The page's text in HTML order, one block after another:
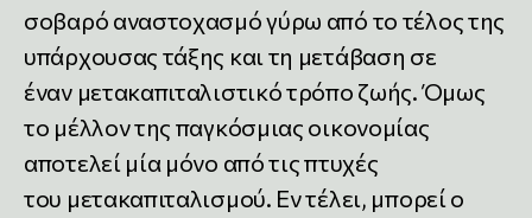
σοβαρό αναστοχασμό γύρω από το τέλος της
υπάρχουσας τάξης και τη μετάβαση σε
έναν μετακαπιταλιστικό τρόπο ζωής. Όμως
το μέλλον της παγκόσμιας οικονομίας
αποτελεί μία μόνο από τις πτυχές
του μετακαπιταλισμού. Εν τέλει, μπορεί ο